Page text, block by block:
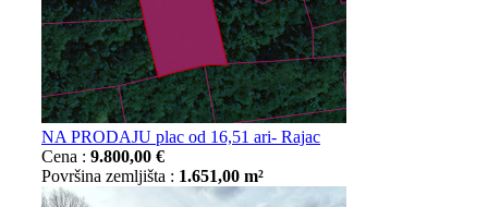
NA PRODAJU plac od 16,51 ari- Rajac
Cena : 9.800,00 €
Površina zemljišta : 1.651,00 m²